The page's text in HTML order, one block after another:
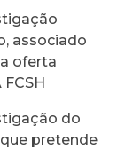
associado
oferta
do
pretende